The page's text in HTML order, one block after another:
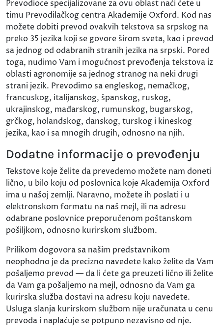
Prevodioce specijalizovane za ovu oblast naći ćete u
timu Prevodilačkog centra Akademije Oxford. Kod nas
možete dobiti prevod ovakvih tekstova sa srpskog na
preko 35 jezika koji se govore širom sveta, kao i prevod
sa jednog od odabranih stranih jezika na srpski. Pored
toga, nudimo Vam i mogućnost prevođenja tekstova iz
oblasti agronomije sa jednog stranog na neki drugi
strani jezik. Prevodimo sa engleskog, nemačkog,
francuskog, italijanskog, španskog, ruskog,
ukrajinskog, mađarskog, rumunskog, bugarskog,
grčkog, holandskog, danskog, turskog i kineskog
jezika, kao i sa mnogih drugih, odnosno na njih.
Dodatne informacije o prevođenju
Tekstove koje želite da prevedemo možete nam doneti
lično, u bilo koju od poslovnica koje Akademija Oxford
ima u našoj zemlji. Naravno, možete ih poslati i u
elektronskom formatu na naš mejl, ili na adresu
odabrane poslovnice preporučenom poštanskom
pošiljkom, odnosno kurirskom službom.
Prilikom dogovora sa našim predstavnikom
neophodno je da precizno navedete kako želite da Vam
pošaljemo prevod — da li ćete ga preuzeti lično ili želite
da Vam ga pošaljemo na mejl, odnosno da Vam ga
kurirska služba dostavi na adresu koju navedete.
Usluga slanja kurirskom službom nije uračunata u cenu
prevoda i naplaćuje se potpuno nezavisno od nje.